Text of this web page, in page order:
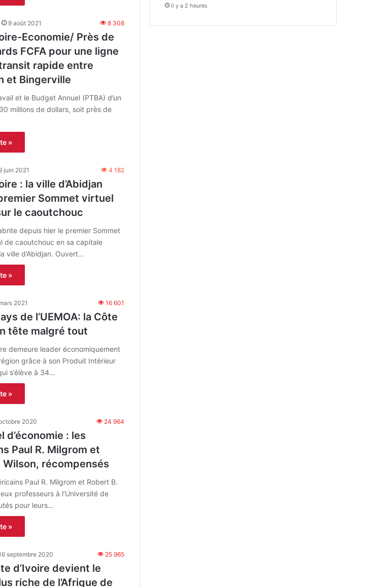
9 août 2021 8 308
Economie/ Près de
FCFA pour une ligne
rapide entre
et Bingerville
et le Budget Annuel (PTBA) d’un
millions de dollars, soit près de
»
juin 2021 4 182
: la ville d’Abidjan
Sommet virtuel
le caoutchouc
depuis hier le premier Sommet
de caoutchouc en sa capitale
ville d’Abidjan. Ouvert…
»
2021 16 601
de l’UEMOA: la Côte
tête malgré tout
demeure leader économiquement
grâce à son Produit Intérieur
s’élève à 34…
»
2020 24 964
d’économie : les
Paul R. Milgrom et
Wilson, récompensés
Paul R. Milgrom et Robert B.
professeurs à l’Université de
pour leurs…
»
septembre 2020 25 965
d’Ivoire devient le
riche de l’Afrique de
il y a 2 heures